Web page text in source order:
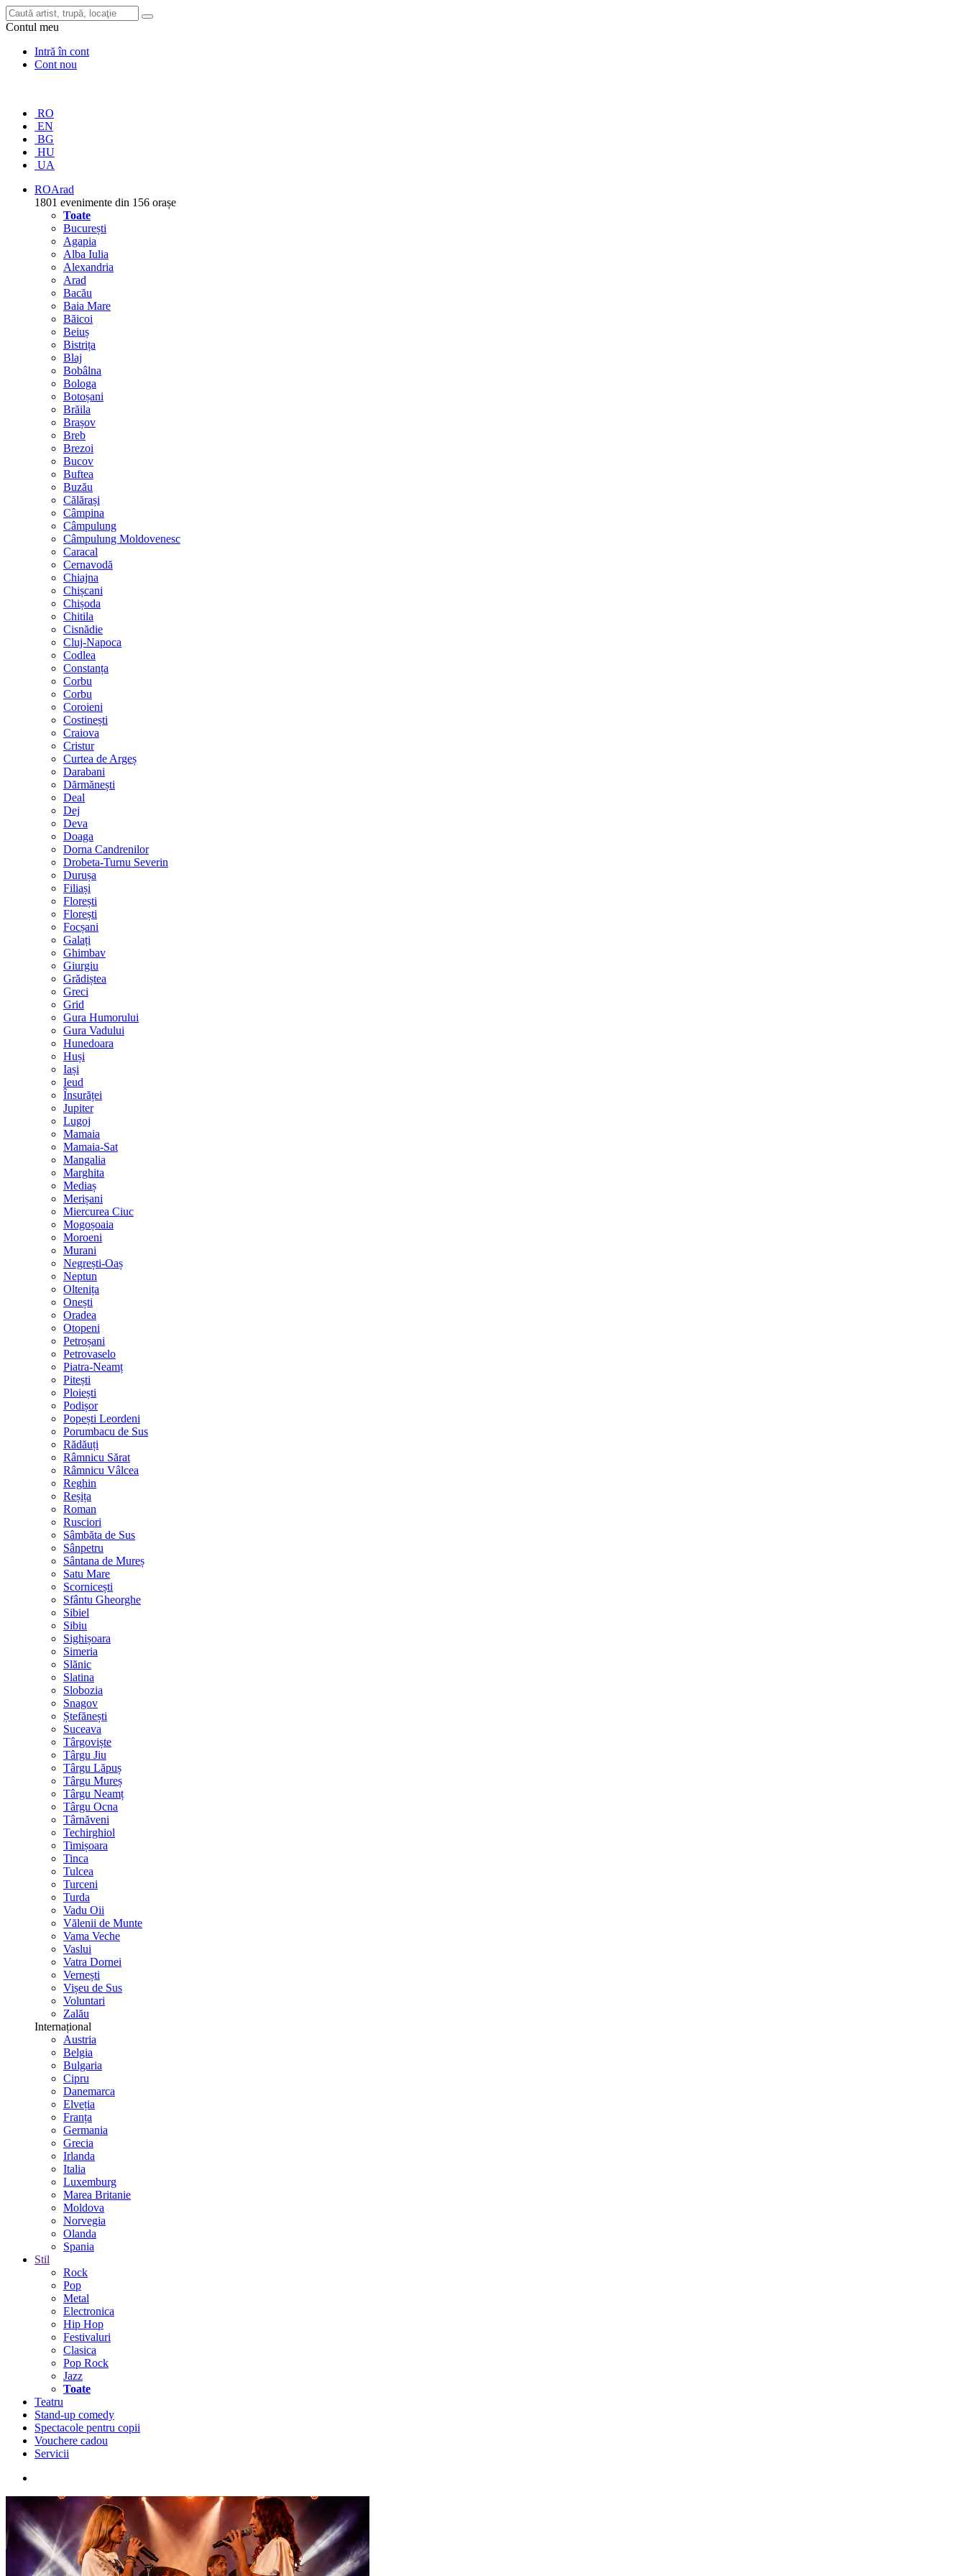
Contul meu
Intră în cont
Cont nou
RO
EN
BG
HU
UA
ROArad
1801 evenimente din 156 orașe
Toate
București
Agapia
Alba Iulia
Alexandria
Arad
Bacău
Baia Mare
Băicoi
Beiuș
Bistrița
Blaj
Bobâlna
Bologa
Botoșani
Brăila
Brașov
Breb
Brezoi
Bucov
Buftea
Buzău
Călărași
Câmpina
Câmpulung
Câmpulung Moldovenesc
Caracal
Cernavodă
Chiajna
Chișcani
Chișoda
Chitila
Cisnădie
Cluj-Napoca
Codlea
Constanța
Corbu
Corbu
Coroieni
Costinești
Craiova
Cristur
Curtea de Argeș
Darabani
Dărmănești
Deal
Dej
Deva
Doaga
Dorna Candrenilor
Drobeta-Turnu Severin
Durușa
Filiași
Florești
Florești
Focșani
Galați
Ghimbav
Giurgiu
Grădiștea
Greci
Grid
Gura Humorului
Gura Vadului
Hunedoara
Huși
Iași
Ieud
Însurăței
Jupiter
Lugoj
Mamaia
Mamaia-Sat
Mangalia
Marghita
Mediaș
Merișani
Miercurea Ciuc
Mogoșoaia
Moroeni
Murani
Negrești-Oaș
Neptun
Oltenița
Onești
Oradea
Otopeni
Petroșani
Petrovaselo
Piatra-Neamț
Pitești
Ploiești
Podișor
Popești Leordeni
Porumbacu de Sus
Rădăuți
Râmnicu Sărat
Râmnicu Vâlcea
Reghin
Reșița
Roman
Rusciori
Sâmbăta de Sus
Sânpetru
Sântana de Mureș
Satu Mare
Scornicești
Sfântu Gheorghe
Sibiel
Sibiu
Sighișoara
Simeria
Slănic
Slatina
Slobozia
Snagov
Ștefănești
Suceava
Târgoviște
Târgu Jiu
Târgu Lăpuș
Târgu Mureș
Târgu Neamț
Târgu Ocna
Târnăveni
Techirghiol
Timișoara
Tinca
Tulcea
Turceni
Turda
Vadu Oii
Vălenii de Munte
Vama Veche
Vaslui
Vatra Dornei
Vernești
Vișeu de Sus
Voluntari
Zalău
Internațional
Austria
Belgia
Bulgaria
Cipru
Danemarca
Elveția
Franța
Germania
Grecia
Irlanda
Italia
Luxemburg
Marea Britanie
Moldova
Norvegia
Olanda
Spania
Stil
Rock
Pop
Metal
Electronica
Hip Hop
Festivaluri
Clasica
Pop Rock
Jazz
Toate
Teatru
Stand-up comedy
Spectacole pentru copii
Vouchere cadou
Servicii